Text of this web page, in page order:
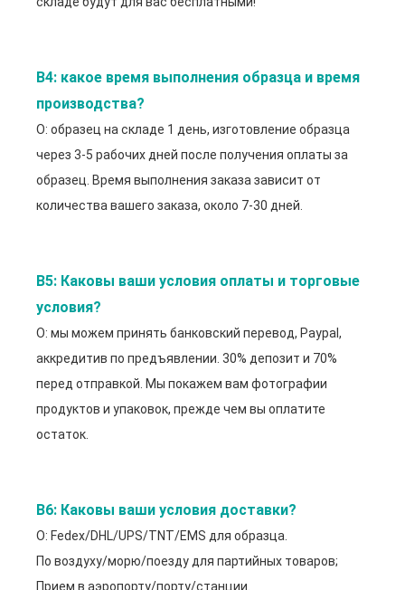
В4: какое время выполнения образца и время
производства?
О: образец на складе 1 день, изготовление образца
через 3-5 рабочих дней после получения оплаты за
образец. Время выполнения заказа зависит от
количества вашего заказа, около 7-30 дней.
В5: Каковы ваши условия оплаты и торговые
условия?
О: мы можем принять банковский перевод, Paypal,
аккредитив по предъявлении. 30% депозит и 70%
перед отправкой. Мы покажем вам фотографии
продуктов и упаковок, прежде чем вы оплатите
остаток.
В6: Каковы ваши условия доставки?
О: Fedex/DHL/UPS/TNT/EMS для образца.
По воздуху/морю/поезду для партийных товаров;
Прием в аэропорту/порту/станции.